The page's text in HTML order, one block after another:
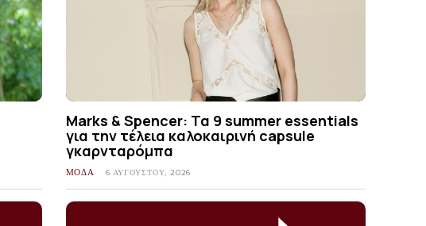
Marks & Spencer: Τα 9 summer essentials
για την τέλεια καλοκαιρινή capsule
γκαρνταρόμπα
ΜΟΔΑ 6 ΑΥΓΟΎΣΤΟΥ, 2026